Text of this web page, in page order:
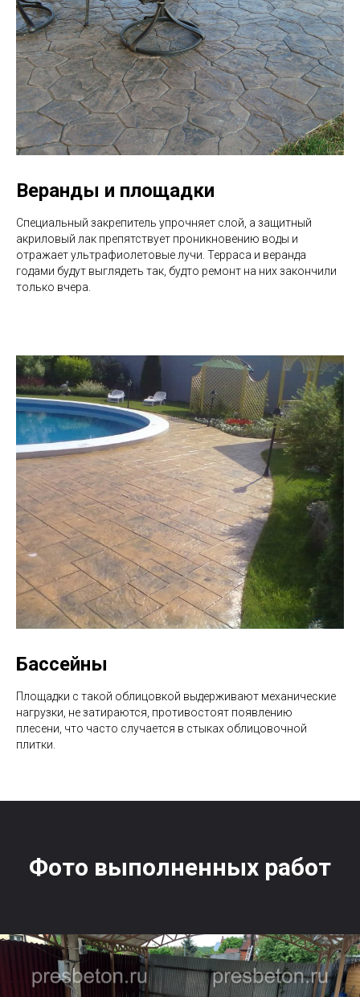
Веранды и площадки
Специальный закрепитель упрочняет слой, а защитный
акриловый лак препятствует проникновению воды и
отражает ультрафиолетовые лучи. Терраса и веранда
годами будут выглядеть так, будто ремонт на них закончили
только вчера.
Бассейны
Площадки с такой облицовкой выдерживают механические
нагрузки, не затираются, противостоят появлению
плесени, что часто случается в стыках облицовочной
плитки.
Фото выполненных работ